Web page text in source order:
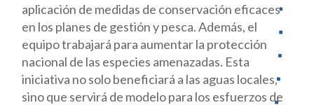
aplicación de medidas de conservación eficaces
en los planes de gestión y pesca. Además, el
equipo trabajará para aumentar la protección
nacional de las especies amenazadas. Esta
iniciativa no solo beneficiará a las aguas locales,
sino que servirá de modelo para los esfuerzos de